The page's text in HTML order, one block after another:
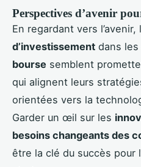
Perspectives d’avenir
En regardant vers l’avenir,
d’investissement dans les
bourse semblent
qui alignent leurs
orientées vers la
Garder un œil sur les
besoins changeants des
être la clé du succès